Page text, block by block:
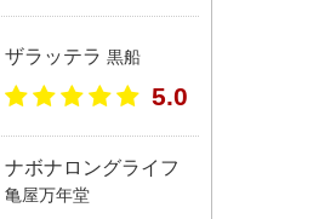
ザラッテラ 黒船
5.0
ナボナロングライフ
亀屋万年堂